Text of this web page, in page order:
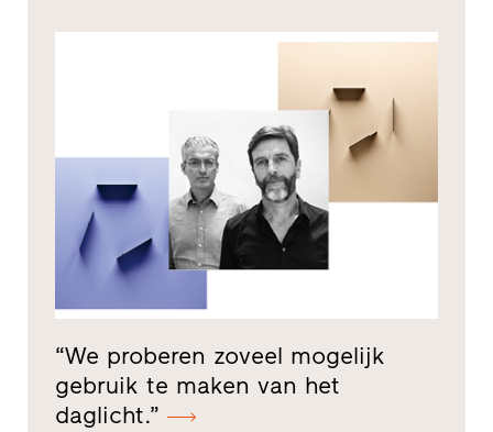
“We proberen zoveel mogelijk
gebruik te maken van het
daglicht.”